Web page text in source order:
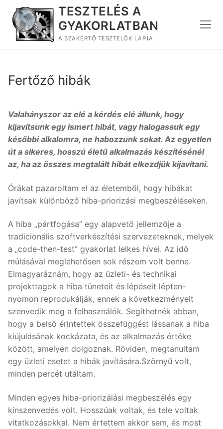
Ugrás
tartalomra
TESZTELÉS A
GYAKORLATBAN
A SZAKÉRTŐ TESZTELŐK LAPJA
Fertőző hibák
Valahányszor az elé a kérdés elé állunk, hogy
kijavítsunk egy ismert hibát, vagy halogassuk egy
későbbi alkalomra, ne habozzunk sokat. Az egyetlen
út a sikeres, hosszú életű alkalmazás készítésénél
az, ha az összes megtalált hibát elkezdjük kijavítani.
Órákat pazaroltam el az életemből, hogy hibákat
javítsak különböző hiba-priorizási megbeszéléseken.
A hiba „pártfogása” egy alapvető jellemzője a
tradicionális szoftverkészítési szervezeteknek, melyek
a „code-then-test” gyakorlat lelkes hívei. Az idő
múlásával meglehetősen sok részem volt benne.
Elmagyaráznám, hogy az üzleti- és technikai
projekttagok a hiba tüneteit és lépéseit lépten-
nyomon reprodukálják, ennek a következményeit
szenvedik meg a felhasználók. Segíthetnék abban,
hogy a belső érintettek összefüggést lássanak a hiba
kiújulásának kockázata, és az alkalmazás értéke
között, amelyen dolgoznak. Röviden, megtanultam
egy üzleti esetet a hibák javítására.Szörnyű volt,
minden percét utáltam.
Minden egyes hiba-priorizálási megbeszélés egy
kínszenvedés volt. Hosszúak voltak, és tele voltak
vitatkozásokkal. Nem értettem akkor sem, és most